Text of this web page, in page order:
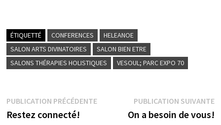
ÉTIQUETTÉ CONFERENCES
HELEANOE
SALON ARTS DIVINATOIRES
SALON BIEN ETRE
SALONS THÉRAPIES HOLISTIQUES
VESOUL; PARC EXPO 70
Navigation
PUBLICATION PRÉCÉDENTEPublication
précédente :
Restez connecté!
PUBLICATION SUIVANTE
On a besoin de vous!